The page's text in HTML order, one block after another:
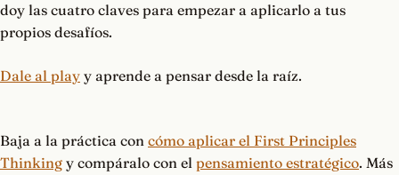
doy las cuatro claves para empezar a aplicarlo a tus
propios desafíos.
Dale al play y aprende a pensar desde la raíz.
Baja a la práctica con cómo aplicar el First Principles
Thinking y compáralo con el pensamiento estratégico. Más